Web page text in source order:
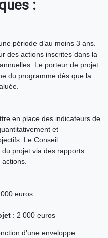
:
période d’au moins 3 ans.
des actions inscrites dans la
Le porteur de projet
du programme dès que la
en place des indicateurs de
et
Le Conseil
du projet via des rapports
euros
: 2 000 euros
d’une enveloppe